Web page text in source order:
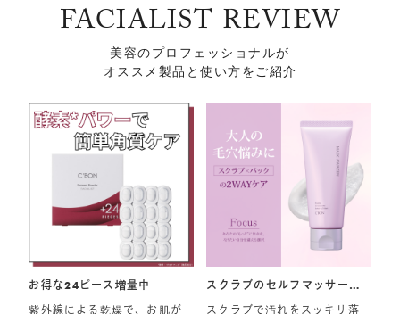
FACIALIST REVIEW
美容のプロフェッショナルが
オススメ製品と使い方をご紹介
お得な24ピース増量中
紫外線による乾燥で、お肌が
スクラブのセルフマッサージ
とパックの2つの機能
スクラブで汚れをスッキリ落